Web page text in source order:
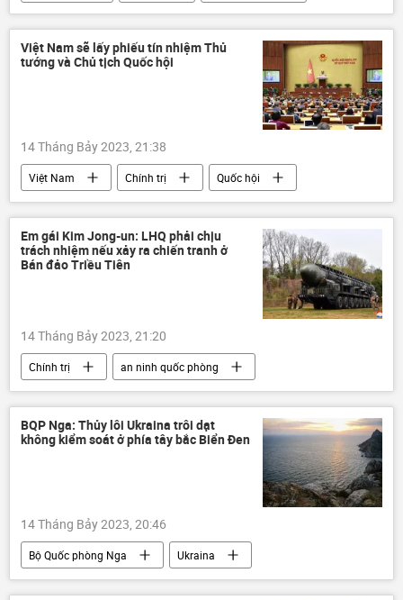
Quân sự
Thế giới
an ninh quốc phòng
Báo chí thế giới
Việt Nam sẽ lấy phiếu tín nhiệm Thủ
tướng và Chủ tịch Quốc hội
14 Tháng Bảy 2023, 21:38
Việt Nam Chính trị
Quốc hội
Pháp luật
Vương Đình Huệ
Em gái Kim Jong-un: LHQ phải chịu
trách nhiệm nếu xảy ra chiến tranh ở
Bán đảo Triều Tiên
14 Tháng Bảy 2023, 21:20
Chính trị
an ninh quốc phòng
Thế giới
Liên Hợp Quốc
Hội đồng Bảo an LHQ
Bắc Triều Tiên
Hoa Kỳ
BQP Nga: Thủy lôi Ukraina trôi dạt
không kiểm soát ở phía tây bắc Biển Đen
14 Tháng Bảy 2023, 20:46
Bộ Quốc phòng Nga
Ukraina
Biển Đen
an ninh quốc phòng